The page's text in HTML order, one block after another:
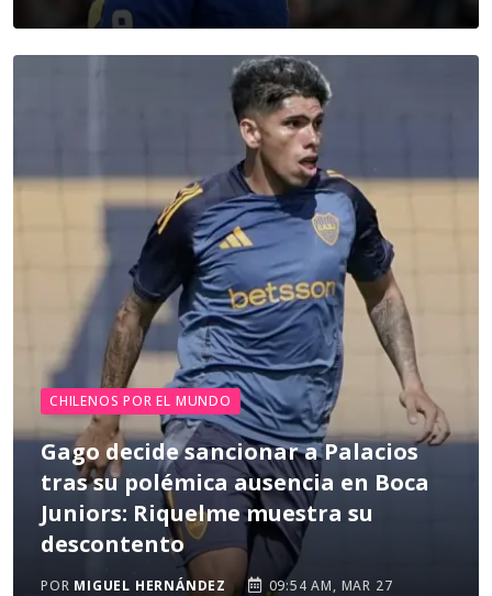
CHILENOS POR EL MUNDO
Gago decide sancionar a Palacios
tras su polémica ausencia en Boca
Juniors: Riquelme muestra su
descontento
POR MIGUEL HERNÁNDEZ 09:54 AM, MAR 27